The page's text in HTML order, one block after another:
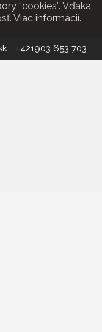
“cookies”. Vďaka
Viac informácií.
+421903 653 703